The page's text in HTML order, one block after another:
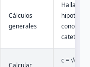
Cálculos
generales
Hallar
conocidos
catetos
Calcular
c =